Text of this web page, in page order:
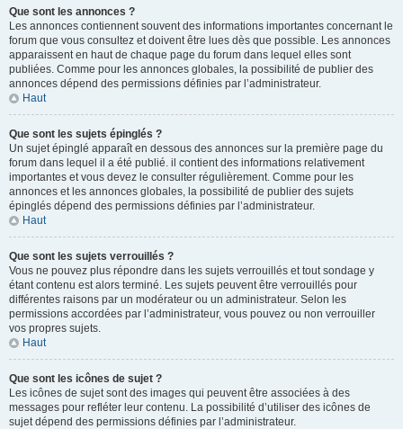
Que sont les annonces ?
Les annonces contiennent souvent des informations importantes concernant le
forum que vous consultez et doivent être lues dès que possible. Les annonces
apparaissent en haut de chaque page du forum dans lequel elles sont
publiées. Comme pour les annonces globales, la possibilité de publier des
annonces dépend des permissions définies par l’administrateur.
Haut
Que sont les sujets épinglés ?
Un sujet épinglé apparaît en dessous des annonces sur la première page du
forum dans lequel il a été publié. il contient des informations relativement
importantes et vous devez le consulter régulièrement. Comme pour les
annonces et les annonces globales, la possibilité de publier des sujets
épinglés dépend des permissions définies par l’administrateur.
Haut
Que sont les sujets verrouillés ?
Vous ne pouvez plus répondre dans les sujets verrouillés et tout sondage y
étant contenu est alors terminé. Les sujets peuvent être verrouillés pour
différentes raisons par un modérateur ou un administrateur. Selon les
permissions accordées par l’administrateur, vous pouvez ou non verrouiller
vos propres sujets.
Haut
Que sont les icônes de sujet ?
Les icônes de sujet sont des images qui peuvent être associées à des
messages pour refléter leur contenu. La possibilité d’utiliser des icônes de
sujet dépend des permissions définies par l’administrateur.